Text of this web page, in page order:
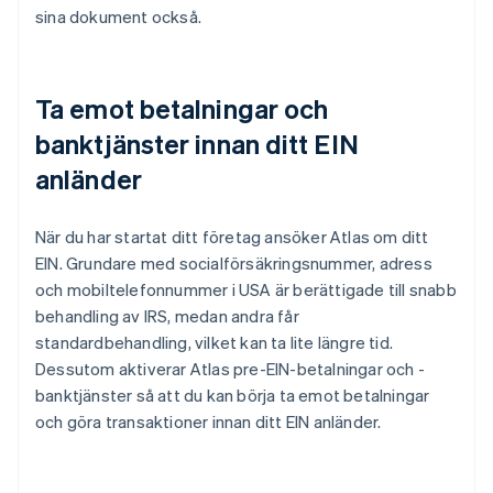
sina dokument också.
Ta emot betalningar och
banktjänster innan ditt EIN
anländer
När du har startat ditt företag ansöker Atlas om ditt
EIN. Grundare med socialförsäkringsnummer, adress
och mobiltelefonnummer i USA är berättigade till snabb
behandling av IRS, medan andra får
standardbehandling, vilket kan ta lite längre tid.
Dessutom aktiverar Atlas pre-EIN-betalningar och -
banktjänster så att du kan börja ta emot betalningar
och göra transaktioner innan ditt EIN anländer.